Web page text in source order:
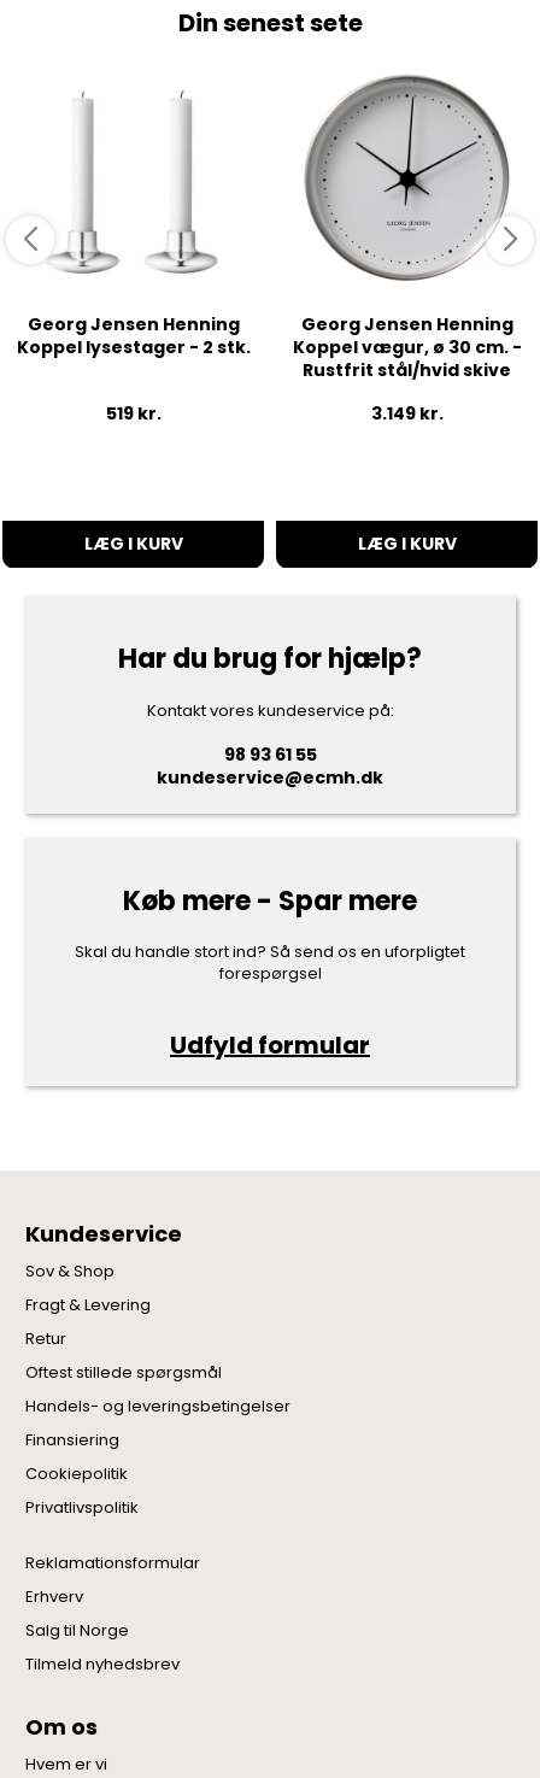
Din senest sete
Georg Jensen Henning
Koppel lysestager - 2 stk.
519 kr.
LÆG I KURV
Georg Jensen Henning
Koppel vægur, ø 30 cm. -
Rustfrit stål/hvid skive
3.149 kr.
LÆG I KURV
Har du brug for hjælp?
Kontakt vores kundeservice på:
98 93 61 55
kundeservice@ecmh.dk
Køb mere - Spar mere
Skal du handle stort ind? Så send os en uforpligtet
forespørgsel
Udfyld formular
Kundeservice
Sov & Shop
Fragt & Levering
Retur
Oftest stillede spørgsmål
Handels- og leveringsbetingelser
Finansiering
Cookiepolitik
Privatlivspolitik
Reklamationsformular
Erhverv
Salg til Norge
Tilmeld nyhedsbrev
Om os
Hvem er vi